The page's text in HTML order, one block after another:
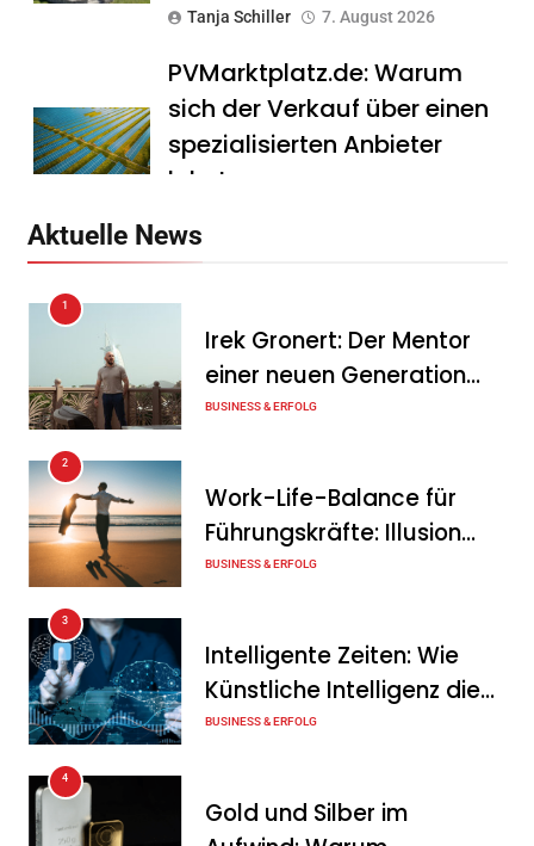
Tanja Schiller 7. August 2026
PVMarktplatz.de: Warum
sich der Verkauf über einen
spezialisierten Anbieter
lohnt
Mitarbeitergespräch pro
Jahr nichts verändert – und
was stattdessen
Verbindlichkeit schafft
Tanja Schiller 7. August 2026
Wenn jede Minute zählt: Wie
Onboard-Kurier-Spezialist
Notfalllogistik neu denkt
6. August 2026
Aktuelle News
1
Irek Gronert: Der Mentor
einer neuen Generation
von Unternehmern
BUSINESS & ERFOLG
2
Work-Life-Balance für
Führungskräfte: Illusion
oder echte Chance?
BUSINESS & ERFOLG
3
Intelligente Zeiten: Wie
Künstliche Intelligenz die
Geschäftswelt verändert
BUSINESS & ERFOLG
4
Gold und Silber im